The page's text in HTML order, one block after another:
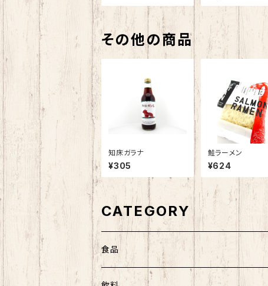
その他の商品
知床ガラナ
¥305
鮭ラーメン
¥624
CATEGORY
食品